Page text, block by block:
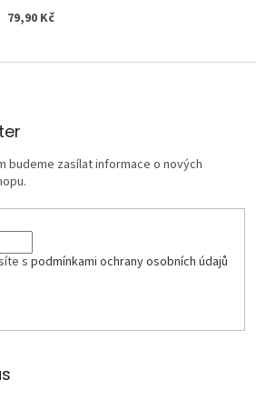
79,90 Kč
budeme zasílat informace o nových
s podmínkami ochrany osobních údajů